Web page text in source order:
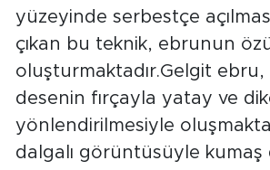
yüzeyinde serbestçe
çıkan bu teknik, ebrunun
oluşturmaktadır.Gelgit ebru,
desenin fırçayla yatay ve
yönlendirilmesiyle
dalgalı görüntüsüyle kumaş